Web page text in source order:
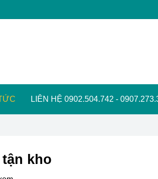
LIÊN HỆ 0902.504.742 -
kho